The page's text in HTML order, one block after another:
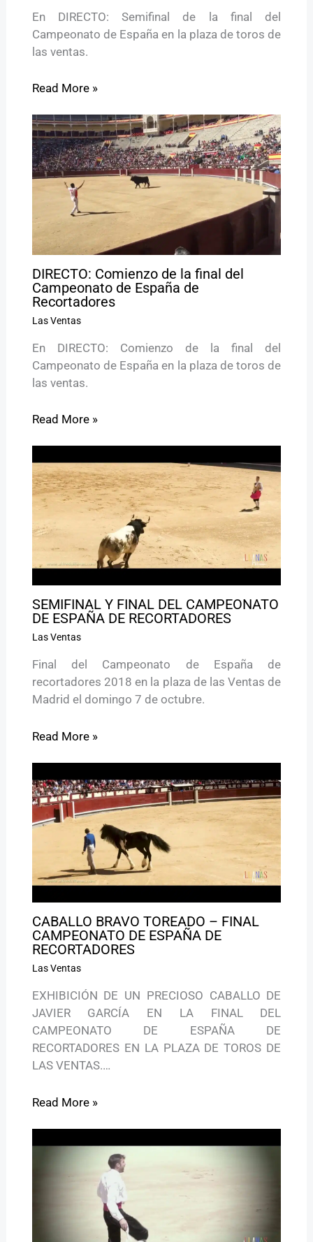
En DIRECTO: Semifinal de la final del
Campeonato de España en la plaza de toros de
las ventas.
Read More »
DIRECTO: Comienzo de la final del
Campeonato de España de
Recortadores
Las Ventas
En DIRECTO: Comienzo de la final del
Campeonato de España en la plaza de toros de
las ventas.
Read More »
SEMIFINAL Y FINAL DEL CAMPEONATO
DE ESPAÑA DE RECORTADORES
Las Ventas
Final del Campeonato de España de
recortadores 2018 en la plaza de las Ventas de
Madrid el domingo 7 de octubre.
Read More »
CABALLO BRAVO TOREADO – FINAL
CAMPEONATO DE ESPAÑA DE
RECORTADORES
Las Ventas
EXHIBICIÓN DE UN PRECIOSO CABALLO DE
JAVIER GARCÍA EN LA FINAL DEL
CAMPEONATO DE ESPAÑA DE
RECORTADORES EN LA PLAZA DE TOROS DE
LAS VENTAS.…
Read More »